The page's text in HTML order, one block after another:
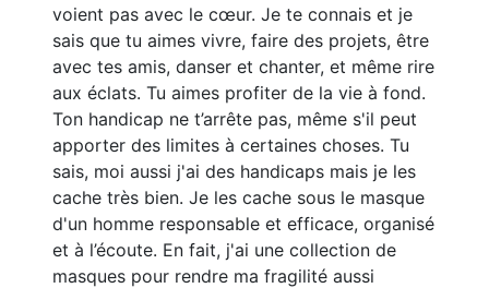
voient pas avec le cœur. Je te connais et je
sais que tu aimes vivre, faire des projets, être
avec tes amis, danser et chanter, et même rire
aux éclats. Tu aimes profiter de la vie à fond.
Ton handicap ne t’arrête pas, même s'il peut
apporter des limites à certaines choses. Tu
sais, moi aussi j'ai des handicaps mais je les
cache très bien. Je les cache sous le masque
d'un homme responsable et efficace, organisé
et à l’écoute. En fait, j'ai une collection de
masques pour rendre ma fragilité aussi